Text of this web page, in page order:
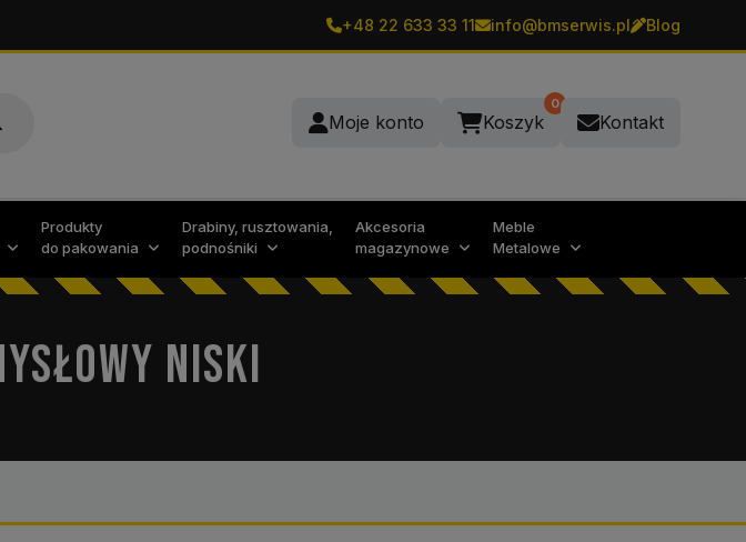
+48 22 633 33 11 info@bmserwis.pl Blog
Moje konto Koszyk
0
Kontakt
Produkty
do pakowania
Drabiny, rusztowania,
podnośniki
Akcesoria
magazynowe
Meble
Metalowe
NISKI